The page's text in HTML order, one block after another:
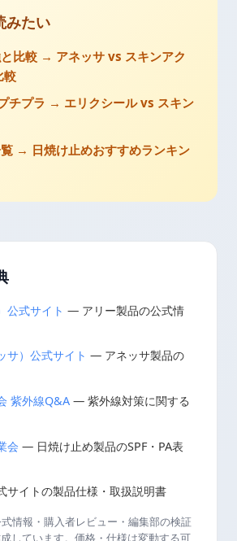
みたい
比較 → アネッサ vs スキンアク
較
チプラ → エリクシール vs スキン
→ 日焼け止めおすすめランキン
公式サイト — アリー製品の公式情
サ）公式サイト — アネッサ製品の
紫外線Q&A — 紫外線対策に関する
会 — 日焼け止め製品のSPF・PA表
サイトの製品仕様・取扱説明書
情報・購入者レビュー・編集部の検証
しています。価格・仕様は変動する可